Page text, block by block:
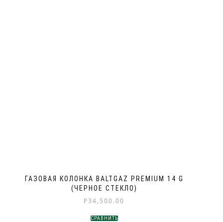
ГАЗОВАЯ КОЛОНКА BALTGAZ PREMIUM 14 G
(ЧЕРНОЕ СТЕКЛО)
Р 34,500.00
СРАВНИТЬ